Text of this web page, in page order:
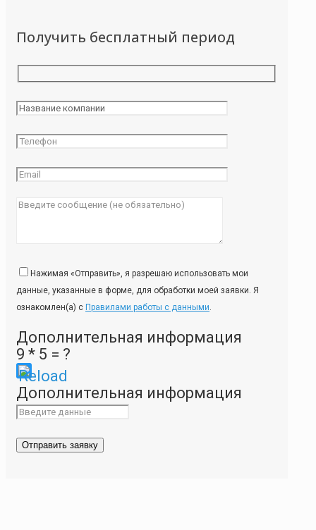
Получить бесплатный период
Нажимая «Отправить», я разрешаю использовать мои
данные, указанные в форме, для обработки моей заявки. Я
ознакомлен(а) с Правилами работы с данными.
Дополнительная информация
9 * 5 = ?
Please
enter
characters
Дополнительная информация